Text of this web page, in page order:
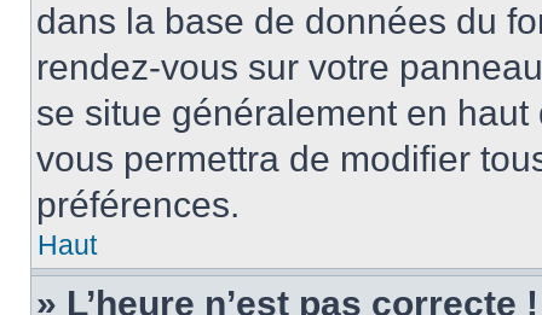
dans la base de données du
rendez-vous sur votre
se situe généralement en
vous permettra de modifier
préférences.
Haut
» L’heure n’est pas correcte !